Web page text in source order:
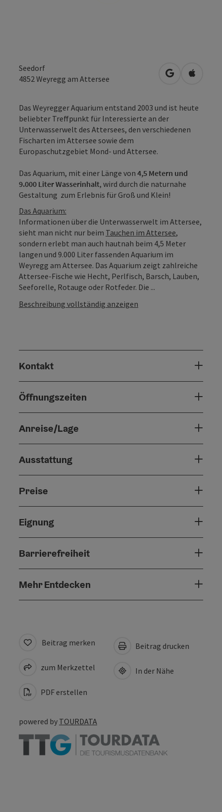
Seedorf
4852 Weyregg am Attersee in Google
in
Das Weyregger Aquarium entstand 2003 und ist heute
beliebter Treffpunkt für Interessierte an der
Unterwasserwelt des Attersees, den verschiedenen
Fischarten im Attersee sowie dem
Europaschutzgebiet Mond- und Attersee.
Das Aquarium, mit einer Länge von 4,5 Metern und
9.000 Liter Wasserinhalt, wird durch die naturnahe
Gestaltung zum Erlebnis für Groß und Klein!
Das Aquarium:
Informationen über die Unterwasserwelt im Attersee,
sieht man nicht nur beim Tauchen im Attersee,
sondern erlebt man auch hautnah beim 4,5 Meter
langen und 9.000 Liter fassenden Aquarium im
Weyregg am Attersee. Das Aquarium zeigt zahlreiche
Attersee-Fische wie Hecht, Perlfisch, Barsch, Lauben,
Seeforelle, Rotauge oder Rotfeder. Die ...
Beschreibung vollständig anzeigen
Kontakt
Öffnungszeiten
Anreise/Lage
Ausstattung
Preise
Eignung
Barrierefreiheit
Mehr Entdecken
Beitrag merken
zum Merkzettel
PDF erstellen
Beitrag drucken
In der Nähe
powered by TOURDATA